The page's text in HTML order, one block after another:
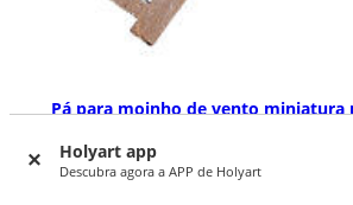
Holyart app
Descubra agora a APP de Holyart
Pá para moinho de vento miniatura
DISPONÍVEL